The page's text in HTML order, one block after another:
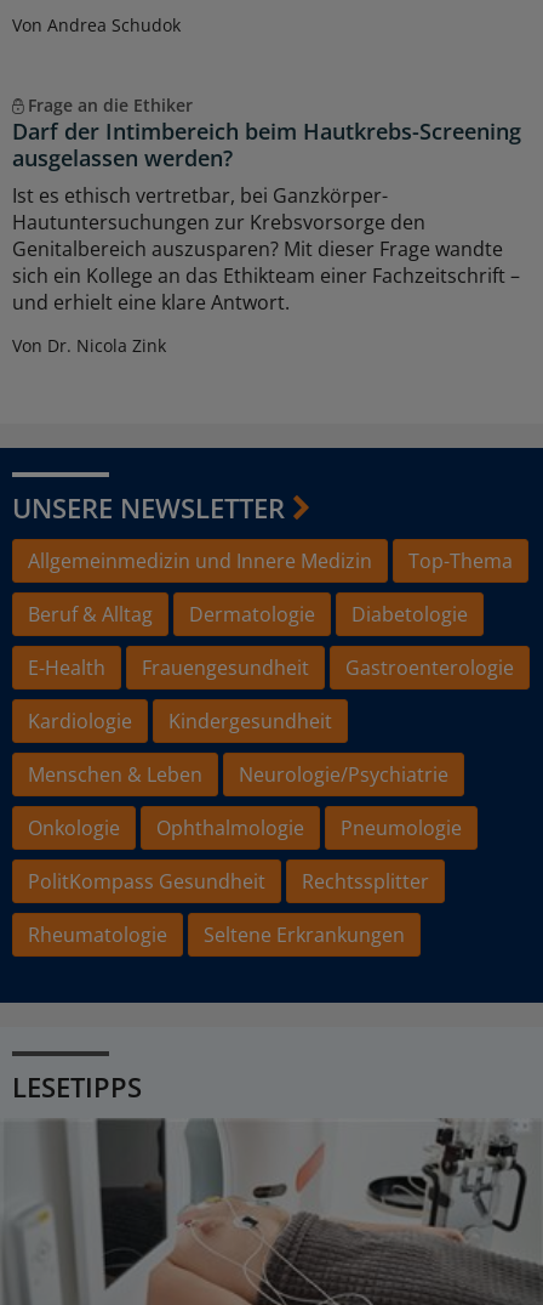
Von Andrea Schudok
Frage an die Ethiker
Darf der Intimbereich beim Hautkrebs-Screening
ausgelassen werden?
Ist es ethisch vertretbar, bei Ganzkörper-
Hautuntersuchungen zur Krebsvorsorge den
Genitalbereich auszusparen? Mit dieser Frage wandte
sich ein Kollege an das Ethikteam einer Fachzeitschrift –
und erhielt eine klare Antwort.
Von Dr. Nicola Zink
UNSERE NEWSLETTER
Allgemeinmedizin und Innere Medizin
Top-Thema
Beruf & Alltag
Dermatologie
Diabetologie
E-Health
Frauengesundheit
Gastroenterologie
Kardiologie
Kindergesundheit
Menschen & Leben
Neurologie/Psychiatrie
Onkologie
Ophthalmologie
Pneumologie
PolitKompass Gesundheit
Rechtssplitter
Rheumatologie
Seltene Erkrankungen
LESETIPPS